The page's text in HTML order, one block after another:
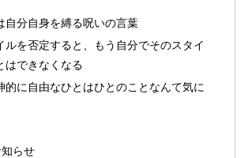
自分自身を縛る呪いの言葉
ルを否定すると、もう自分でそのスタイ
はできなくなる
的に自由なひとはひとのことなんて気に
らせ